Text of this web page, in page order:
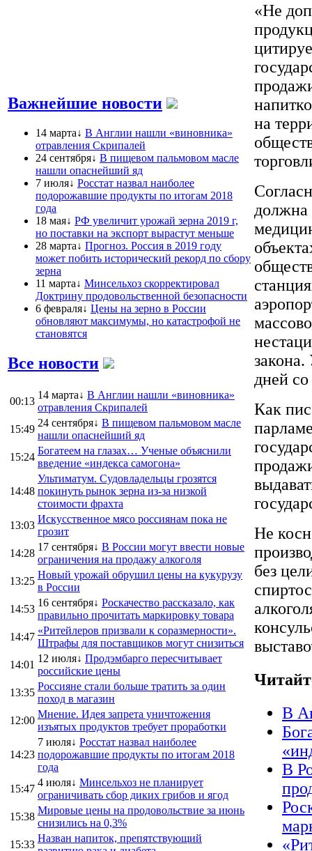
Важнейшие новости
14 марта↓ В Англии нашли «виновника»
отравления Скрипалей
24 сентября↓ В пищевом пальмовом масле
нашли опаснейший яд
7 июля↓ Росстат назвал наиболее
подорожавшие продукты по итогам 2018
года
18 мая↓ РФ увеличит урожай зерна 2019 г,
но поставки на экспорт вырастут меньше
28 марта↓ Прогноз. Россия в 2019 году
может побить исторический рекорд по сбору
зерна
11 марта↓ Минсельхоз скорректировал
Доктрину продовольственной безопасности
6 февраля↓ Цены на зерно в России
обновляют максимумы, но катастрофой не
становятся
Все новости
00:13
14 марта↓ В Англии нашли «виновника»
отравления Скрипалей
15:49
24 сентября↓ В пищевом пальмовом масле
нашли опаснейший яд
15:24
Богатеем на глазах… Ученые объяснили
введение «индекса самогона»
14:48
Ультиматум. Судовладельцы грозятся
покинуть рынок зерна из-за низкой
стоимости фрахта
13:03
Искусственное мясо россиянам пока не
грозит
14:28
17 сентября↓ В России могут ввести новые
ограничения на продажу алкоголя
13:25
Новый урожай обрушил цены на кукурузу
в России
14:53
16 сентября↓ Роскачество рассказало, как
правильно прочитать маркировку товара
14:47
«Ритейлеров призвали к соразмерности».
Штрафы для поставщиков могут снизиться
14:01
12 июля↓ Продэмбарго пересчитывает
российские цены
13:35
Россияне стали больше тратить за один
поход в магазин
12:00
Мнение. Идея запрета уничтожения
изъятых продуктов требует проработки
14:23
7 июля↓ Росстат назвал наиболее
подорожавшие продукты по итогам 2018
года
15:47
4 июля↓ Минсельхоз не планирует
ограничивать сбор диких грибов и ягод
15:38
Мировые цены на продовольствие за июнь
снизились на 0,3%
15:33
Назван напиток, препятствующий
«Не
на
должна
закона.
дней
Как
Не
без
В
В